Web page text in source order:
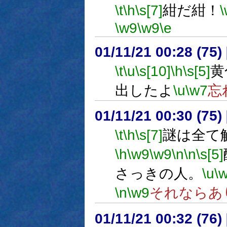
\t\h\s[7]紺だ紺！
\w9\w9\e
01/11/21 00:28 (75)
\t\u\s[10]\h\s[5]
出したよ \u\w7忘
01/11/21 00:30 (75)
\t\h\s[7]謎は全て
\h\w9\w9\n\n\s[5]
さっきの人。 \u
\n\w9それなら
01/11/21 00:32 (76)